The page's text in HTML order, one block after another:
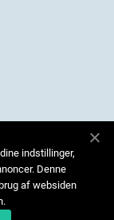
indstillinger,
Denne
af websiden